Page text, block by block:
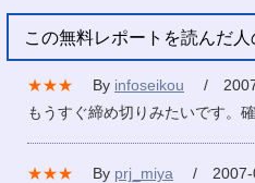
この無料レポートを読んだ
★★★ By infoseikou
/
もうすぐ締め切りみたいです。
★★★ By prj_miya
/ 2007-